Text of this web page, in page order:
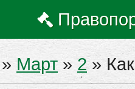
» Март » 2»